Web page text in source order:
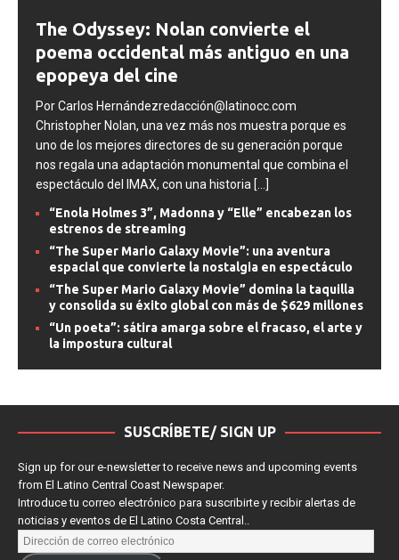
The Odyssey: Nolan convierte el
poema occidental más antiguo en una
epopeya del cine
Por Carlos Hernándezredacción@latinocc.com
Christopher Nolan, una vez más nos muestra porque es
uno de los mejores directores de su generación porque
nos regala una adaptación monumental que combina el
espectáculo del IMAX, con una historia [...]
“Enola Holmes 3”, Madonna y “Elle” encabezan los
estrenos de streaming
“The Super Mario Galaxy Movie”: una aventura
espacial que convierte la nostalgia en espectáculo
“The Super Mario Galaxy Movie” domina la taquilla
y consolida su éxito global con más de $629 millones
“Un poeta”: sátira amarga sobre el fracaso, el arte y
la impostura cultural
SUSCRÍBETE/ SIGN UP
Sign up for our e-newsletter to receive news and upcoming events
from El Latino Central Coast Newspaper.
Introduce tu correo electrónico para suscribirte y recibir alertas de
noticias y eventos de El Latino Costa Central..